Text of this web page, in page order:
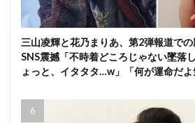
三山凌輝と花乃まりあ、第2弾報道で
SNS震撼「不時着どころじゃない墜落
ょっと、イタタタ…w」「何が運命だよ